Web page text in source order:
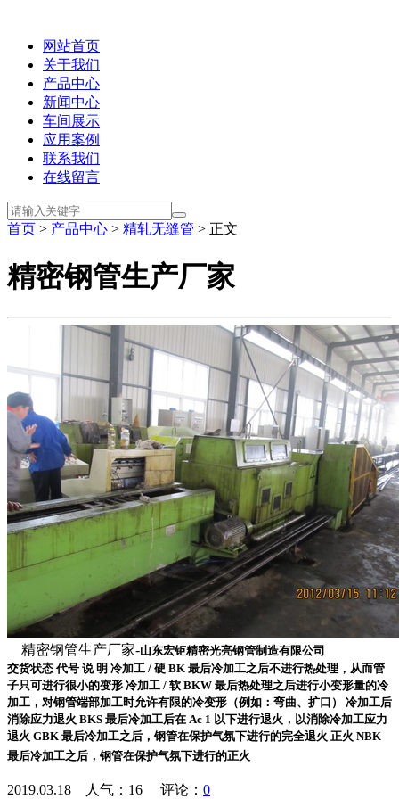
网站首页
关于我们
产品中心
新闻中心
车间展示
应用案例
联系我们
在线留言
首页 > 产品中心 > 精轧无缝管 > 正文
精密钢管生产厂家
精密钢管生产厂家-山东宏钜精密光亮钢管制造有限公司
交货状态 代号 说 明 冷加工 / 硬 BK 最后冷加工之后不进行热处理，从而管
子只可进行很小的变形 冷加工 / 软 BKW 最后热处理之后进行小变形量的冷
加工，对钢管端部加工时允许有限的冷变形（例如：弯曲、扩口） 冷加工后
消除应力退火 BKS 最后冷加工后在 Ac 1 以下进行退火，以消除冷加工应力
退火 GBK 最后冷加工之后，钢管在保护气氛下进行的完全退火 正火 NBK
最后冷加工之后，钢管在保护气氛下进行的正火
2019.03.18 人气： 16 评论： 0